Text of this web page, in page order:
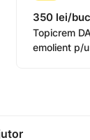
350 lei/
Topicrem
emolient p/